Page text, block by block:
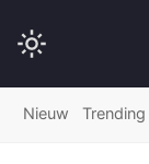
Nieuw Trending